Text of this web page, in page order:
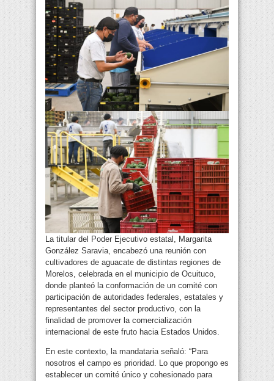
La titular del Poder Ejecutivo estatal, Margarita
González Saravia, encabezó una reunión con
cultivadores de aguacate de distintas regiones de
Morelos, celebrada en el municipio de Ocuituco,
donde planteó la conformación de un comité con
participación de autoridades federales, estatales y
representantes del sector productivo, con la
finalidad de promover la comercialización
internacional de este fruto hacia Estados Unidos.
En este contexto, la mandataria señaló: “Para
nosotros el campo es prioridad. Lo que propongo es
establecer un comité único y cohesionado para